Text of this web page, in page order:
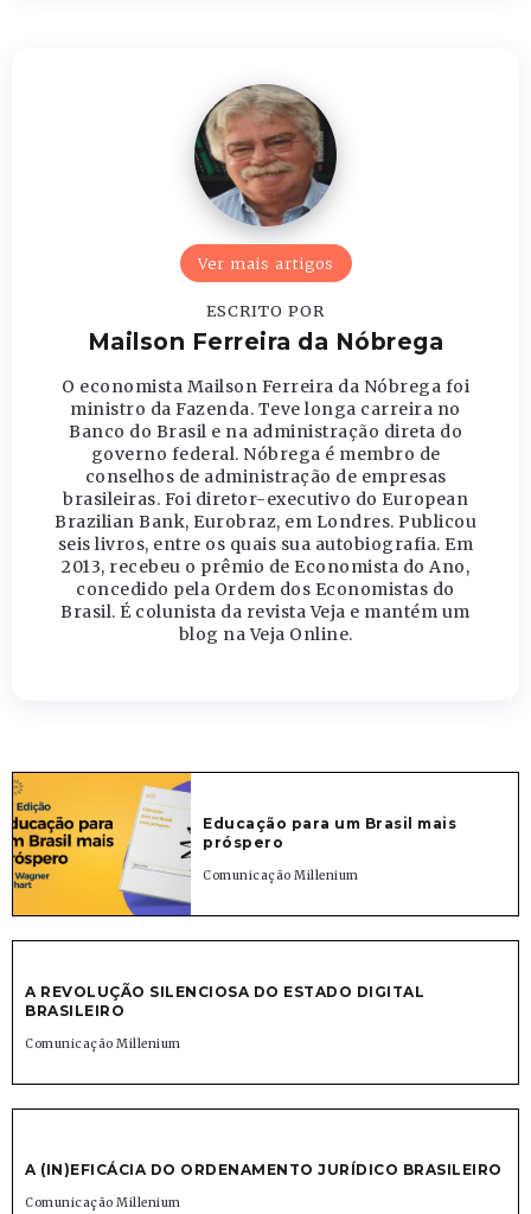
Ver mais artigos
ESCRITO POR
Mailson Ferreira da Nóbrega
O economista Mailson Ferreira da Nóbrega foi
ministro da Fazenda. Teve longa carreira no
Banco do Brasil e na administração direta do
governo federal. Nóbrega é membro de
conselhos de administração de empresas
brasileiras. Foi diretor-executivo do European
Brazilian Bank, Eurobraz, em Londres. Publicou
seis livros, entre os quais sua autobiografia. Em
2013, recebeu o prêmio de Economista do Ano,
concedido pela Ordem dos Economistas do
Brasil. É colunista da revista Veja e mantém um
blog na Veja Online.
Educação para um Brasil mais
próspero
Comunicação Millenium
A REVOLUÇÃO SILENCIOSA DO ESTADO DIGITAL
BRASILEIRO
Comunicação Millenium
A (IN)EFICÁCIA DO ORDENAMENTO JURÍDICO BRASILEIRO
Comunicação Millenium